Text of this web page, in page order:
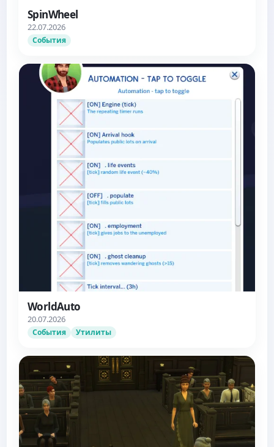
SpinWheel
22.07.2026
События
WorldAuto
20.07.2026
События Утилиты